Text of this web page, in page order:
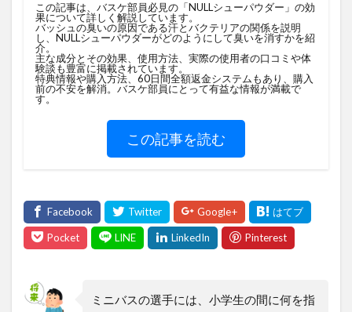
この記事は、バスケ部員必見の「NULLシューパウダー」の効
果について詳しく解説しています。
バッシュの臭いの原因である汗とバクテリアの関係を説明
し、NULLシューパウダーがどのようにして臭いを消すかを紹
介。
主な成分とその効果、使用方法、実際の使用者の口コミや体
験談も豊富に掲載されています。
特典情報や購入方法、60日間全額返金システムもあり、購入
前の不安を解消。バスケ部員にとって有益な情報が満載で
す。
この記事を読む
ミニバスの選手には、小学生の間に何を指